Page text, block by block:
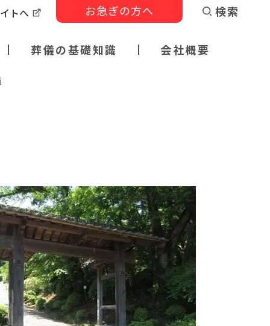
トへ お急ぎの方へ
葬儀の基礎知識 会社概要
検索